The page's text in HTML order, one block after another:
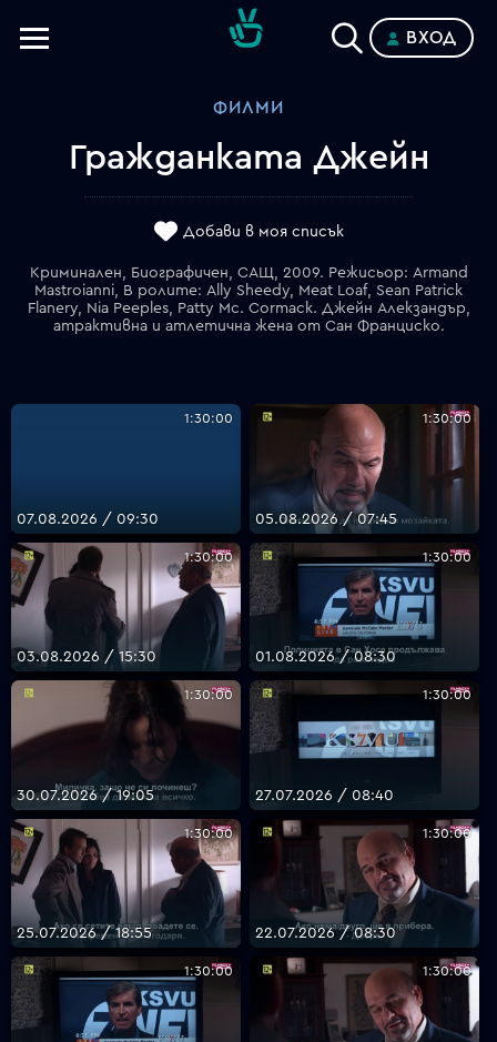
VOYO
ВХОД
ФИЛМИ
Гражданката Джейн
Добави в моя списък
Криминален, Биографичен, САЩ, 2009. Режисьор: Armand
Mastroianni, В ролите: Ally Sheedy, Meat Loaf, Sean Patrick
Flanery, Nia Peeples, Patty Mc. Cormack. Джейн Алекзандър,
атрактивна и атлетична жена от Сан Франциско.
1:30:00
07.08.2026 / 09:30
1:30:00
05.08.2026 / 07:45
1:30:00
03.08.2026 / 15:30
1:30:00
01.08.2026 / 08:30
1:30:00
30.07.2026 / 19:05
1:30:00
27.07.2026 / 08:40
1:30:00
25.07.2026 / 18:55
1:30:00
22.07.2026 / 08:30
1:30:00 1:30:00